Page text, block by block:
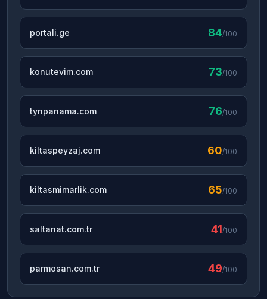
portali.ge 84/100
konutevim.com 73/100
tynpanama.com 76/100
kiltaspeyzaj.com 60/100
kiltasmimarlik.com 65/100
saltanat.com.tr 41/100
parmosan.com.tr 49/100